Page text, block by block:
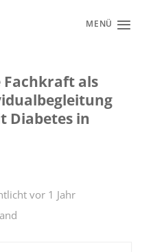
MENÜ
Fachkraft als
Diabetes in
vor 1 Jahr